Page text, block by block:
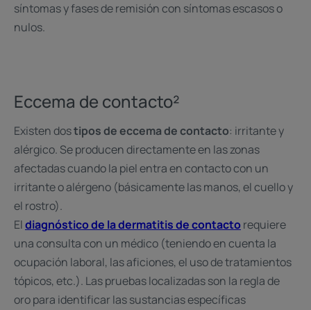
síntomas y fases de remisión con síntomas escasos o
nulos.
Eccema de contacto²
Existen dostipos de eccema de contacto: irritante y
alérgico. Se producen directamente en las zonas
afectadas cuando la piel entra en contacto con un
irritante o alérgeno (básicamente las manos, el cuello y
el rostro).
Eldiagnóstico de la dermatitis de contactorequiere
una consulta con un médico (teniendo en cuenta la
ocupación laboral, las aficiones, el uso de tratamientos
tópicos, etc.). Las pruebas localizadas son la regla de
oro para identificar las sustancias específicas